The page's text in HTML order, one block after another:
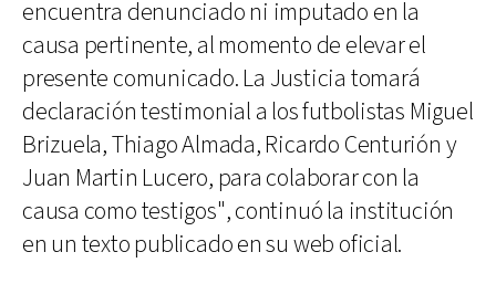
encuentra denunciado ni imputado en la
causa pertinente, al momento de elevar el
presente comunicado. La Justicia tomará
declaración testimonial a los futbolistas Miguel
Brizuela, Thiago Almada, Ricardo Centurión y
Juan Martin Lucero, para colaborar con la
causa como testigos", continuó la institución
en un texto publicado en su web oficial.